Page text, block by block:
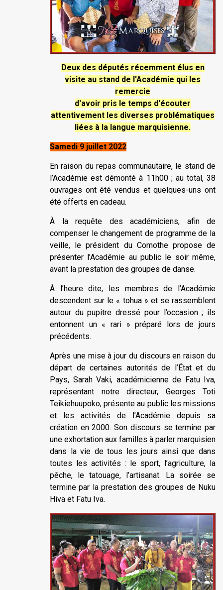
Deux des députés récemment élus en
visite au stand de l'Académie qui les
remercie
d'avoir pris le temps d'écouter
attentivement les diverses problématiques
liées à la langue marquisienne.
Samedi 9 juillet 2022
En raison du repas communautaire, le stand de
l’Académie est démonté à 11h00 ; au total, 38
ouvrages ont été vendus et quelques-uns ont
été offerts en cadeau.
À la requête des académiciens, afin de
compenser le changement de programme de la
veille, le président du Comothe propose de
présenter l’Académie au public le soir même,
avant la prestation des groupes de danse.
À l’heure dite, les membres de l’Académie
descendent sur le « tohua » et se rassemblent
autour du pupitre dressé pour l’occasion ; ils
entonnent un « rari » préparé lors de jours
précédents.
Après une mise à jour du discours en raison du
départ de certaines autorités de l’État et du
Pays, Sarah Vaki, académicienne de Fatu Iva,
représentant notre directeur, Georges Toti
Teikiehuupoko, présente au public les missions
et les activités de l’Académie depuis sa
création en 2000. Son discours se termine par
une exhortation aux familles à parler marquisien
dans la vie de tous les jours ainsi que dans
toutes les activités : le sport, l’agriculture, la
pêche, le tatouage, l’artisanat. La soirée se
termine par la prestation des groupes de Nuku
Hiva et Fatu Iva.